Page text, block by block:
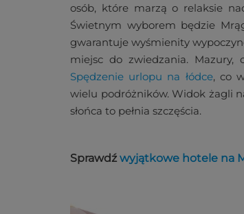
osób, które marzą o relaksie
Świetnym wyborem będzie
gwarantuje wyśmienity
miejsc do zwiedzania. Mazury,
Spędzenie urlopu na łódce, co
wielu podróżników. Widok żagli
słońca to pełnia szczęścia.
Sprawdź wyjątkowe hotele na